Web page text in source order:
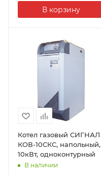
В корзину
Котел газовый СИГНАЛ
КОВ-10СКС, напольный,
10кВт, одноконтурный
В наличии